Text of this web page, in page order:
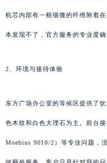
机芯内部有一根细微的纤维附着
本发现不了，官方服务的专业度确
2、环境与接待体验
东方广场办公室的等候区提供了
色木纹和白色大理石为主。前台
Moebius 9010/2）等专业问题，